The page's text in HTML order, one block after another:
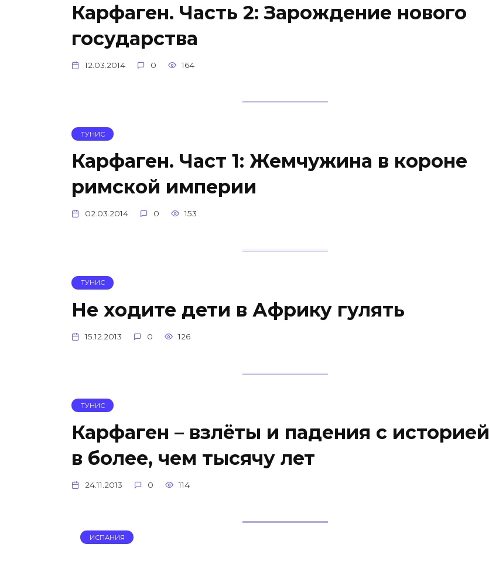
Карфаген. Часть 2: Зарождение нового
государства
12.03.2014 0 164
ТУНИС
Карфаген. Част 1: Жемчужина в короне
римской империи
02.03.2014 0 153
ТУНИС
Не ходите дети в Африку гулять
15.12.2013 0 126
ТУНИС
Карфаген – взлёты и падения с историей
в более, чем тысячу лет
24.11.2013 0 114
ИСПАНИЯ